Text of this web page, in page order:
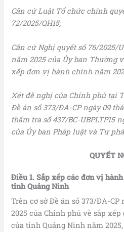
Căn cứ Luật Tổ chức chính
72/2025/QH15;
Căn cứ Nghị quyết số 76/2025/
năm 2025 của Ủy ban Thường
xếp đơn vị hành chính năm
Xét đề nghị của Chính phủ tại
Đề án số 373/ĐA-CP ngày 09
thẩm tra số 437/BC-UBPLTP15
của Ủy ban Pháp luật và Tư
QUYẾT
Điều 1.Sắp xếp các đơn vị
tỉnhQuảng Ninh
Trên cơ sở Đề án số 373/ĐA-CP
2025 của Chính phủ về sắp
của tỉnh Quảng Ninh năm